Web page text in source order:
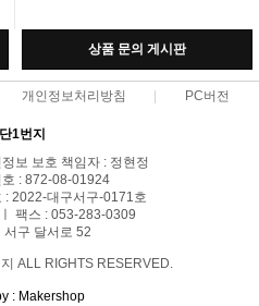
상품 문의 게시판
개인정보처리방침 PC버전
1번지
보 보호 책임자 : 정현정
: 872-08-01924
: 2022-대구서구-0171호
팩스 : 053-283-0309
서구 달서로 52
ALL RIGHTS RESERVED.
: Makershop